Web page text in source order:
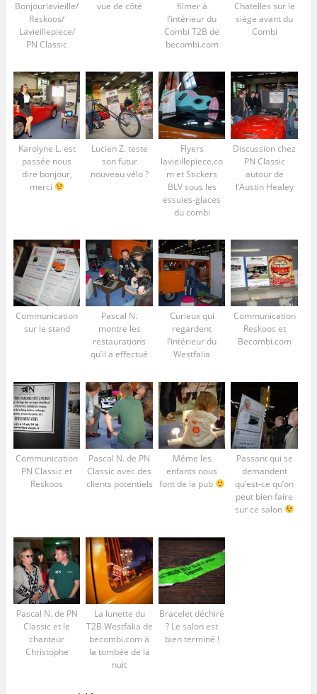
Bonjourlavieille/
Reskoos/
Lavieillepiece/
PN Classic
vue de côté
filmer à
l’intérieur du
Combi T2B de
becombi.com
Chatelles sur le
siège avant du
Combi
Karolyne L. est
passée nous
dire bonjour,
merci
Lucien Z. teste
son futur
nouveau vélo ?
Flyers
lavieillepiece.co
m et Stickers
BLV sous les
essuies-glaces
du combi
Discussion chez
PN Classic
autour de
l’Austin Healey
Communication
sur le stand
Pascal N.
montre les
restaurations
qu’il a effectué
Curieux qui
regardent
l’intérieur du
Westfalia
Communication
Reskoos et
Becombi.com
Communication
PN Classic et
Reskoos
Pascal N. de PN
Classic avec des
clients potentiels
Même les
enfants nous
font de la pub
Passant qui se
demandent
qu’est-ce qu’on
peut bien faire
sur ce salon
Pascal N. de PN
Classic et le
chanteur
Christophe
La lunette du
T2B Westfalia de
becombi.com à
la tombée de la
nuit
Bracelet déchiré
? Le salon est
bien terminé !